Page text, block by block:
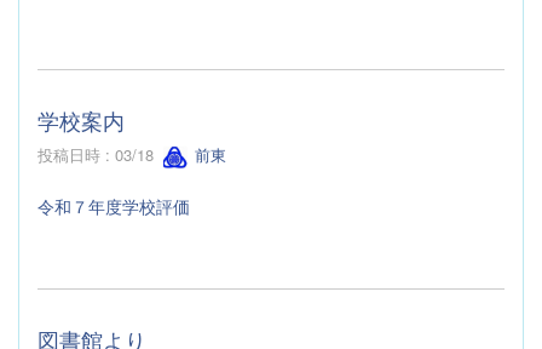
学校案内
投稿日時 : 03/18 前東
令和７年度学校評価
図書館より